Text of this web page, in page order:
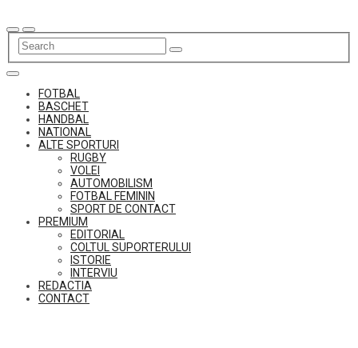
to
content
FOTBAL
BASCHET
HANDBAL
NATIONAL
ALTE SPORTURI
RUGBY
VOLEI
AUTOMOBILISM
FOTBAL FEMININ
SPORT DE CONTACT
PREMIUM
EDITORIAL
COLTUL SUPORTERULUI
ISTORIE
INTERVIU
REDACTIA
CONTACT